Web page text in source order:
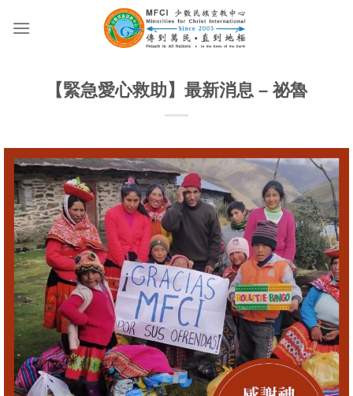
【緊急愛心救助】最新消息 – 祕魯